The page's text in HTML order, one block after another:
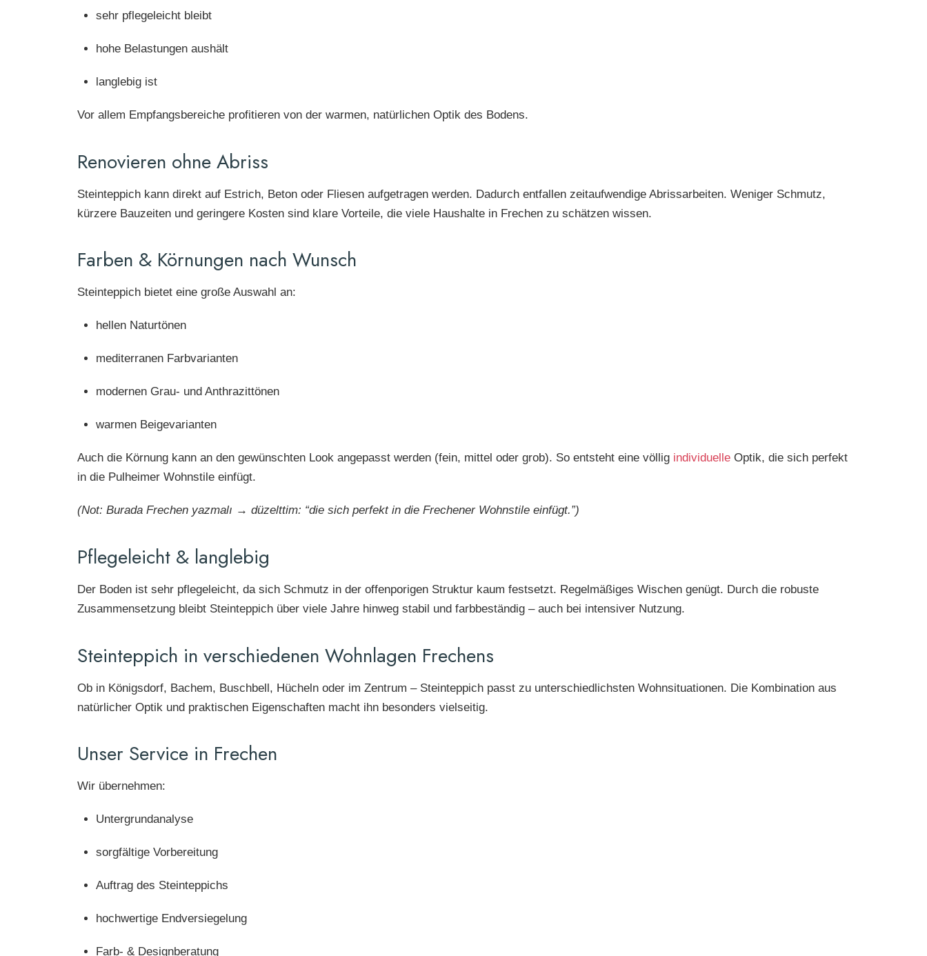
sehr pflegeleicht bleibt
hohe Belastungen aushält
langlebig ist
Vor allem Empfangsbereiche profitieren von der warmen, natürlichen Optik des Bodens.
Renovieren ohne Abriss
Steinteppich kann direkt auf Estrich, Beton oder Fliesen aufgetragen werden. Dadurch entfallen zeitaufwendige Abrissarbeiten. Weniger Schmutz,
kürzere Bauzeiten und geringere Kosten sind klare Vorteile, die viele Haushalte in Frechen zu schätzen wissen.
Farben & Körnungen nach Wunsch
Steinteppich bietet eine große Auswahl an:
hellen Naturtönen
mediterranen Farbvarianten
modernen Grau- und Anthrazittönen
warmen Beigevarianten
Auch die Körnung kann an den gewünschten Look angepasst werden (fein, mittel oder grob). So entsteht eine völlig individuelle Optik, die sich perfekt
in die Pulheimer Wohnstile einfügt.
(Not: Burada Frechen yazmalı → düzelttim: “die sich perfekt in die Frechener Wohnstile einfügt.”)
Pflegeleicht & langlebig
Der Boden ist sehr pflegeleicht, da sich Schmutz in der offenporigen Struktur kaum festsetzt. Regelmäßiges Wischen genügt. Durch die robuste
Zusammensetzung bleibt Steinteppich über viele Jahre hinweg stabil und farbbeständig – auch bei intensiver Nutzung.
Steinteppich in verschiedenen Wohnlagen Frechens
Ob in Königsdorf, Bachem, Buschbell, Hücheln oder im Zentrum – Steinteppich passt zu unterschiedlichsten Wohnsituationen. Die Kombination aus
natürlicher Optik und praktischen Eigenschaften macht ihn besonders vielseitig.
Unser Service in Frechen
Wir übernehmen:
Untergrundanalyse
sorgfältige Vorbereitung
Auftrag des Steinteppichs
hochwertige Endversiegelung
Farb- & Designberatung